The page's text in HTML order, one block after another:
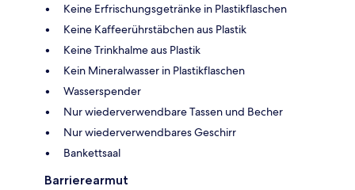
Keine Erfrischungsgetränke in Plastikflaschen
Keine Kaffeerührstäbchen aus Plastik
Keine Trinkhalme aus Plastik
Kein Mineralwasser in Plastikflaschen
Wasserspender
Nur wiederverwendbare Tassen und Becher
Nur wiederverwendbares Geschirr
Bankettsaal
Barrierearmut